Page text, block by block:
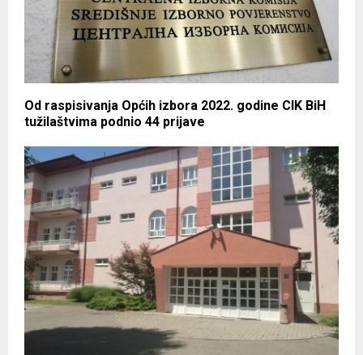
Od raspisivanja Općih izbora 2022. godine CIK BiH
tužilaštvima podnio 44 prijave